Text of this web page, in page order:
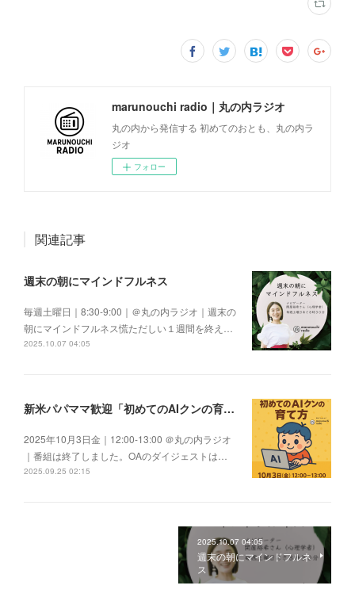
marunouchi radio｜丸の内ラジオ
丸の内から発信する 初めてのおとも、丸の内ラ
ジオ
フォロー
関連記事
週末の朝にマインドフルネス
毎週土曜日｜8:30-9:00｜＠丸の内ラジオ｜週末の
朝にマインドフルネス慌ただしい１週間を終え…
2025.10.07 04:05
新米パパママ歓迎「初めてのAIクンの育て方」
2025年10月3日金｜12:00-13:00 ＠丸の内ラジオ
｜番組は終了しました。OAのダイジェストは…
2025.09.25 02:15
2025.10.07 04:05
週末の朝にマインドフルネ
ス